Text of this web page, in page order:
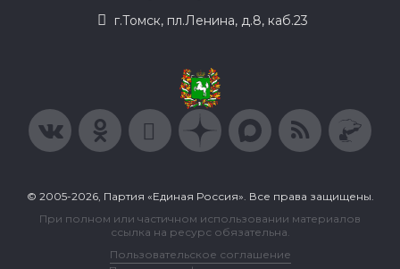
г.Томск, пл.Ленина, д.8, каб.23
© 2005-2026, Партия «Единая Россия». Все права защищены.
При полном или частичном использовании материалов
ссылка на ресурс обязательна.
Пользовательское соглашение